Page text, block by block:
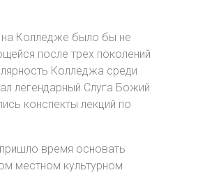
на Колледже было бы не
после трех поколений
Колледжа среди
легендарный Слуга Божий
конспекты лекций по
время основать
местном культурном